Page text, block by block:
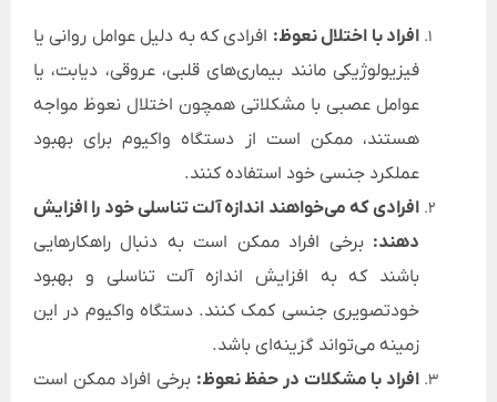
افراد با اختلال نعوظ: افرادی که به دلیل عوامل روانی یا
فیزیولوژیکی مانند بیماری‌های قلبی، عروقی، دیابت، یا
عوامل عصبی با مشکلاتی همچون اختلال نعوظ مواجه
هستند، ممکن است از دستگاه واکیوم برای بهبود
عملکرد جنسی خود استفاده کنند.
افرادی که می‌خواهند اندازه آلت تناسلی خود را افزایش
دهند: برخی افراد ممکن است به دنبال راهکارهایی
باشند که به افزایش اندازه آلت تناسلی و بهبود
خودتصویری جنسی کمک کنند. دستگاه واکیوم در این
زمینه می‌تواند گزینه‌ای باشد.
افراد با مشکلات در حفظ نعوظ: برخی افراد ممکن است